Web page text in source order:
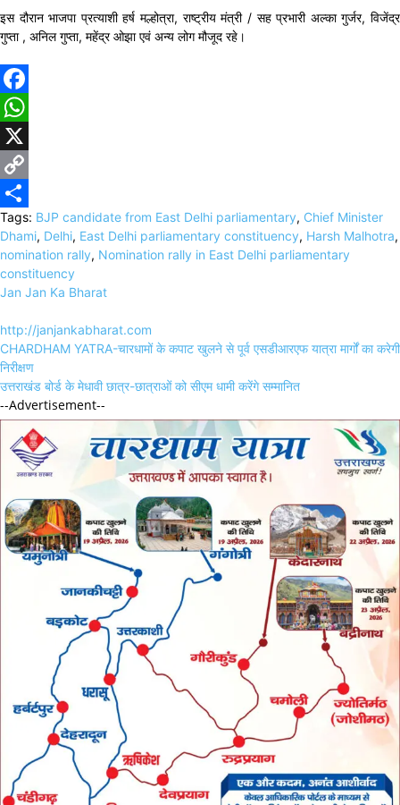
इस दौरान भाजपा प्रत्याशी हर्ष मल्होत्रा, राष्ट्रीय मंत्री / सह प्रभारी अल्का गुर्जर, विजेंद्र
गुप्ता , अनिल गुप्ता, महेंद्र ओझा एवं अन्य लोग मौजूद रहे।
Facebook
WhatsApp
X
Copy
Link
Share
Tags: BJP candidate from East Delhi parliamentary, Chief Minister
Dhami, Delhi, East Delhi parliamentary constituency, Harsh Malhotra,
nomination rally, Nomination rally in East Delhi parliamentary
constituency
Jan Jan Ka Bharat
http://janjankabharat.com
Post
navigation
CHARDHAM YATRA-चारधामों के कपाट खुलने से पूर्व एसडीआरएफ यात्रा मार्गों का करेगी
निरीक्षण
उत्तराखंड बोर्ड के मेधावी छात्र-छात्राओं को सीएम धामी करेंगे सम्मानित
--Advertisement--